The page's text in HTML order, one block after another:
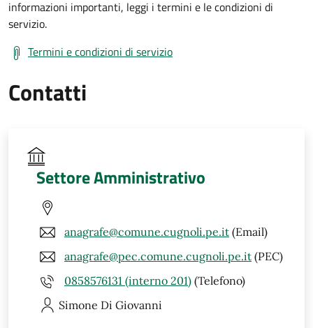
informazioni importanti, leggi i termini e le condizioni di
servizio.
Termini e condizioni di servizio
Contatti
Settore Amministrativo
anagrafe@comune.cugnoli.pe.it (Email)
anagrafe@pec.comune.cugnoli.pe.it (PEC)
0858576131 (interno 201) (Telefono)
Simone Di Giovanni